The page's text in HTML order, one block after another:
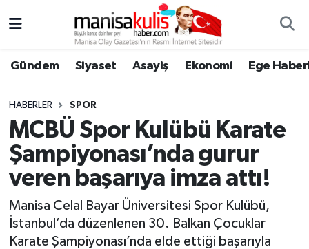
Gündem Siyaset Asayiş Ekonomi Ege
HABERLER SPOR
MCBÜ Spor Kulübü Karate
Şampiyonası’nda gurur
veren başarıya imza attı!
Manisa Celal Bayar Üniversitesi Spor Kulübü,
İstanbul’da düzenlenen 30. Balkan Çocuklar
Karate Şampiyonası’nda elde ettiği başarıyla
Ege Haberleri
Ekonomi
Genel
Resmi İlan
Yunusemre Hava Durumu
Yunusemre Trafik Yoğunluk Haritası
Süper Lig Puan Durumu ve Fikstür
Tüm Manşetler
Son Dakika Haberleri